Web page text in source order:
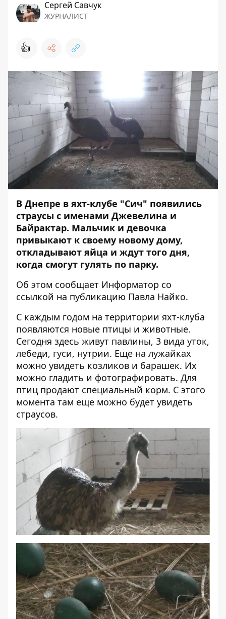
Сергей Савчук
ЖУРНАЛИСТ
👍
В Днепре в яхт-клубе "Сич" появились
страусы с именами Джевелина и
Байрактар. Мальчик и девочка
привыкают к своему новому дому,
откладывают яйца и ждут того дня,
когда смогут гулять по парку.
Об этом сообщает Информатор со
ссылкой на публикацию Павла Найко.
С каждым годом на территории яхт-клуба
появляются новые птицы и животные.
Сегодня здесь живут павлины, 3 вида уток,
лебеди, гуси, нутрии. Еще на лужайках
можно увидеть козликов и барашек. Их
можно гладить и фотографировать. Для
птиц продают специальный корм. С этого
момента там еще можно будет увидеть
страусов.